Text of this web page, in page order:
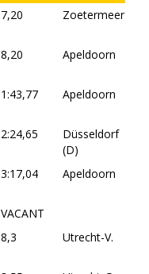
7,20 Zoetermeer
8,20 Apeldoorn
1:43,77 Apeldoorn
2:24,65
Düsseldorf
(D)
3:17,04 Apeldoorn
VACANT
8,3 Utrecht-V.